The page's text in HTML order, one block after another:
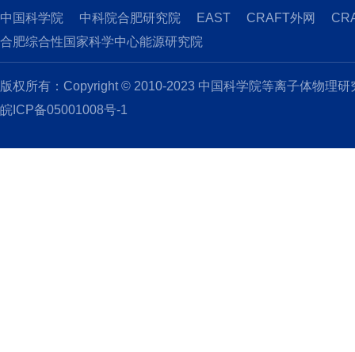
中国科学院 中科院合肥研究院 EAST CRAFT外网
合肥综合性国家科学中心能源研究院
版权所有：Copyright © 2010-2023 中国科学院等离子体物理
皖ICP备05001008号-1